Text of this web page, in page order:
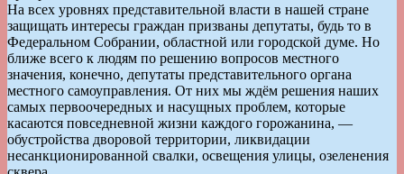
На всех уровнях представительной власти в нашей стране
защищать интересы граждан призваны депутаты, будь то в
Федеральном Собрании, областной или городской думе. Но
ближе всего к людям по решению вопросов местного
значения, конечно, депутаты представительного органа
местного самоуправления. От них мы ждём решения наших
самых первоочередных и насущных проблем, которые
касаются повседневной жизни каждого горожанина, —
обустройства дворовой территории, ликвидации
несанкционированной свалки, освещения улицы, озеленения